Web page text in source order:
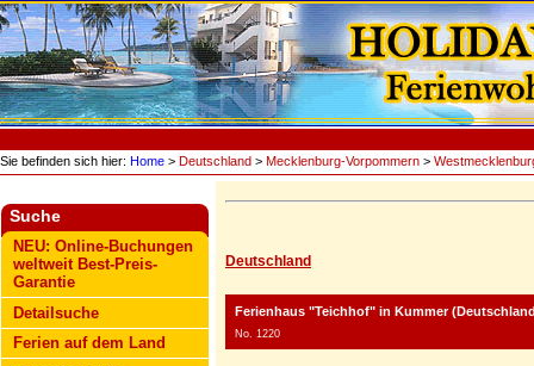
Sie befinden sich hier: Home > Deutschland > Mecklenburg-Vorpommern >
Suche
NEU: Online-Buchungen
weltweit Best-Preis-
Garantie
Detailsuche
Ferien auf dem Land
Deutschland
Ferienhaus "Teichhof" in Kummer
No. 1220